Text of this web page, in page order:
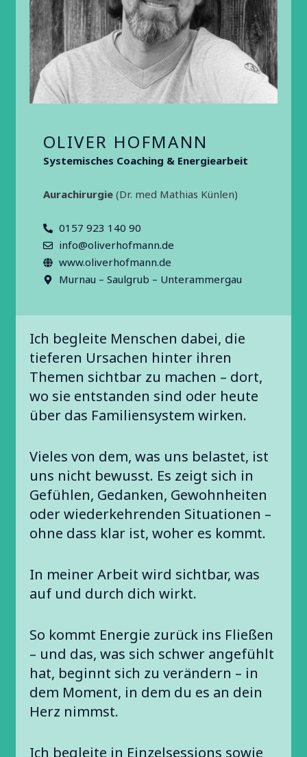
OLIVER HOFMANN
Systemisches Coaching & Energiearbeit
Aurachirurgie (Dr. med Mathias Künlen)
0157 923 140 90
info@oliverhofmann.de
www.oliverhofmann.de
Murnau – Saulgrub – Unterammergau
Ich begleite Menschen dabei, die
tieferen Ursachen hinter ihren
Themen sichtbar zu machen – dort,
wo sie entstanden sind oder heute
über das Familiensystem wirken.
Vieles von dem, was uns belastet, ist
uns nicht bewusst. Es zeigt sich in
Gefühlen, Gedanken, Gewohnheiten
oder wiederkehrenden Situationen –
ohne dass klar ist, woher es kommt.
In meiner Arbeit wird sichtbar, was
auf und durch dich wirkt.
So kommt Energie zurück ins Fließen
– und das, was sich schwer angefühlt
hat, beginnt sich zu verändern – in
dem Moment, in dem du es an dein
Herz nimmst.
Ich begleite in Einzelsessions sowie